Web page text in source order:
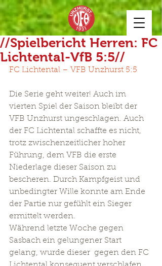
//Spielbericht Herren: FC
Lichtental-VfB 5:5//
FC Lichtental – VFB Unzhurst 5:5
Die Serie geht weiter! Auch im
vierten Spiel der Saison bleibt der
VFB Unzhurst ungeschlagen. Auch
der FC Lichtental schaffte es nicht,
trotz zwischenzeitlicher hoher
Führung, dem VFB die erste
Niederlage dieser Saison zu
bescheren. Durch Kampfgeist und
unbedingter Wille konnte am Ende
der Partie nur gefühlt ein Sieger
ermittelt werden.
Während letzte Woche gegen
Sasbach ein gelungener Start
gelang, wurde dieser  gegen den FC